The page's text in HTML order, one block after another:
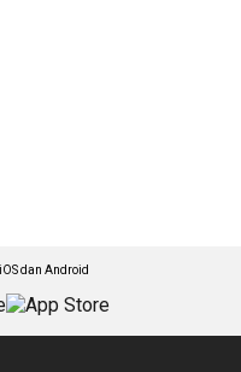
dan Android